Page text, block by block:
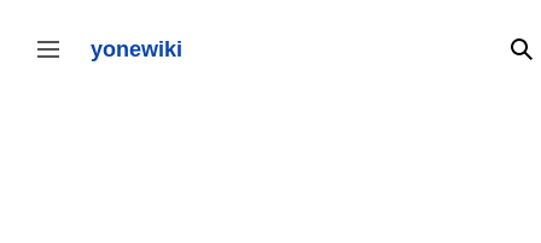
テ
サイドバーの切り替え yonewiki 検